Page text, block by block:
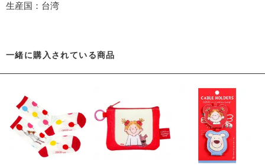
生産国：台湾
一緒に購入されている商品